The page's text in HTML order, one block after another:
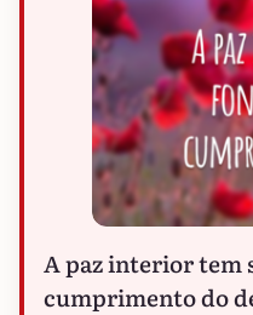
A paz interior tem
cumprimento do